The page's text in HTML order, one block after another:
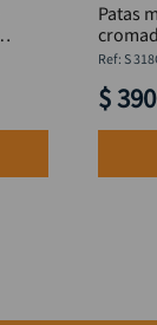
Patas
: S
$